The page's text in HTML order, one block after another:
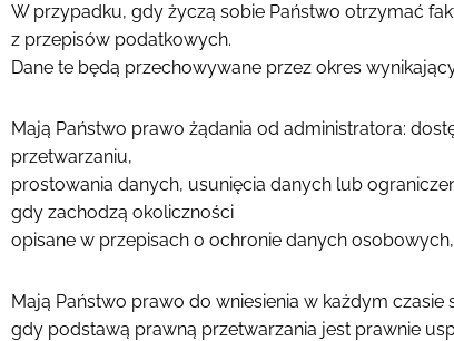
W przypadku, gdy życzą sobie Państwo otrzymać
z przepisów podatkowych.
Dane te będą przechowywane przez okres
Mają Państwo prawo żądania od administratora:
przetwarzaniu,
prostowania danych, usunięcia danych lub
gdy zachodzą okoliczności
opisane w przepisach o ochronie danych
Mają Państwo prawo do wniesienia w każdym
gdy podstawą prawną przetwarzania jest prawnie